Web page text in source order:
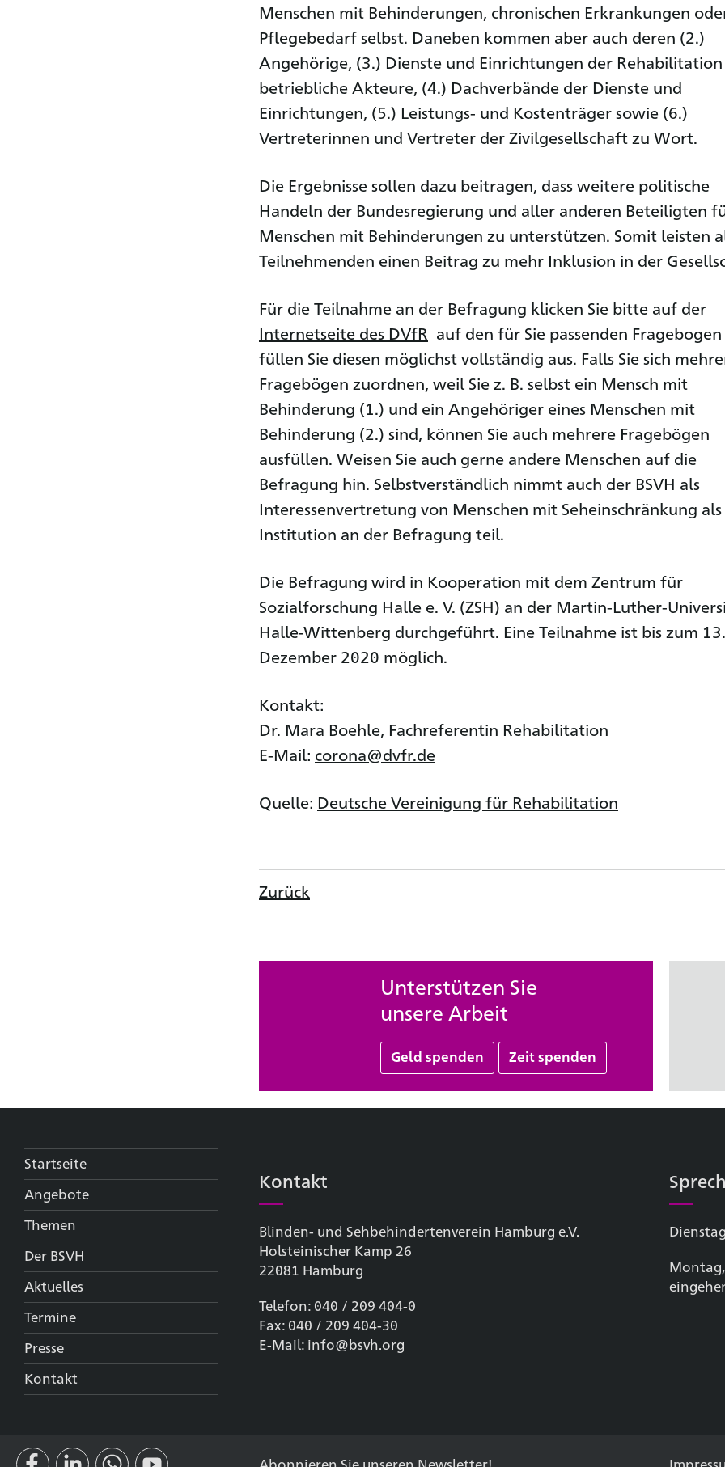
Menschen mit Behinderungen, chronischen Erkrankungen
Pflege­bedarf selbst. Daneben kommen aber auch deren (2.)
Angehörige, (3.) Dienste und Einrich­tungen der
betriebliche Akteure, (4.) Dachverbände der Dienste und
Einrichtungen, (5.) Leistungs- und Kostenträger sowie (6.)
Vertreterinnen und Vertreter der Zivilgesellschaft zu Wort.
Die Ergebnisse sollen dazu beitragen, dass weitere politische
Handeln der Bundesregierung und aller anderen Beteiligten
Menschen mit Behinde­rungen zu unterstützen. Somit leisten
Teilnehmenden einen Beitrag zu mehr Inklusion in der
Für die Teilnahme an der Befragung klicken Sie bitte auf der
Internetseite des DVfR auf den für Sie passenden
füllen Sie diesen möglichst vollständig aus. Falls Sie sich
Fragebögen zuordnen, weil Sie z. B. selbst ein Mensch mit
Behinderung (1.) und ein Angehöriger eines Menschen mit
Behinderung (2.) sind, können Sie auch mehrere Fragebögen
ausfüllen. Weisen Sie auch gerne andere Menschen auf die
Befragung hin. Selbstverständlich nimmt auch der BSVH als
Interessenvertretung von Menschen mit Seheinschränkung als
Institution an der Befragung teil.
Die Befragung wird in Kooperation mit dem Zentrum für
Sozialforschung Halle e. V. (ZSH) an der Martin-Luther-
Halle-Wittenberg durchgeführt. Eine Teilnahme ist bis zum 13.
Dezember 2020 möglich.
Kontakt:
Dr. Mara Boehle, Fachreferentin Rehabilitation
E-Mail: corona@dvfr.de
Quelle: Deutsche Vereinigung für Rehabilitation
Zurück
Unterstützen Sie
unsere Arbeit
Geld spenden Zeit spenden
Startseite
Angebote
Themen
Der BSVH
Aktuelles
Termine
Presse
Kontakt
Kontakt
Blinden- und Sehbehinderten­verein Hamburg e.V.
Holsteinischer Kamp 26
22081 Hamburg
Telefon: 040 / 209 404-0
Fax: 040 / 209 404-30
E-Mail: info@bsvh.org
Abonnieren Sie unseren Newsletter!